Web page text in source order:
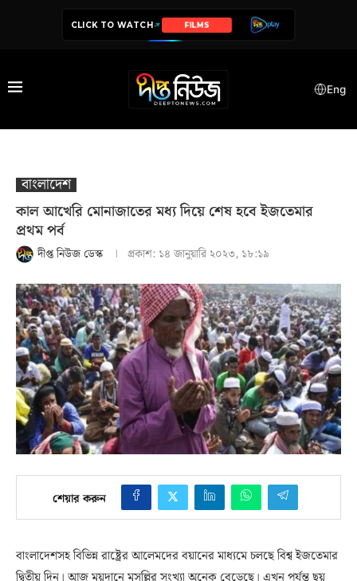
CLICK TO WATCH SERIES
Eng
বাংলাদেশ
কাল আখেরি মোনাজাতের মধ্য দিয়ে শেষ হবে ইজতেমার
প্রথম পর্ব
দীপ্ত নিউজ ডেস্ক প্রকাশ: ১৪ জানুয়ারি ২০২৩, ১৮:১৯
শেয়ার করুন
বাংলাদেশসহ বিভিন্ন রাষ্ট্রের আলেমদের বয়ানের মাধ্যমে চলছে বিশ্ব ইজতেমার